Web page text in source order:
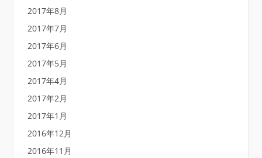
2017年8月
2017年7月
2017年6月
2017年5月
2017年4月
2017年2月
2017年1月
2016年12月
2016年11月